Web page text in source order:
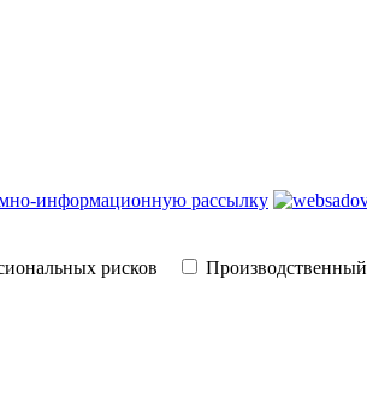
информационную рассылку
рисков